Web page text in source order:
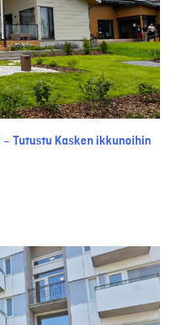
Tutustu Kasken ikkunoihin